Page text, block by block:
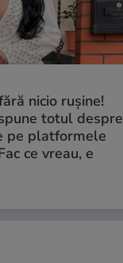
nicio rușine!
totul despre
pe platformele
ce vreau, e